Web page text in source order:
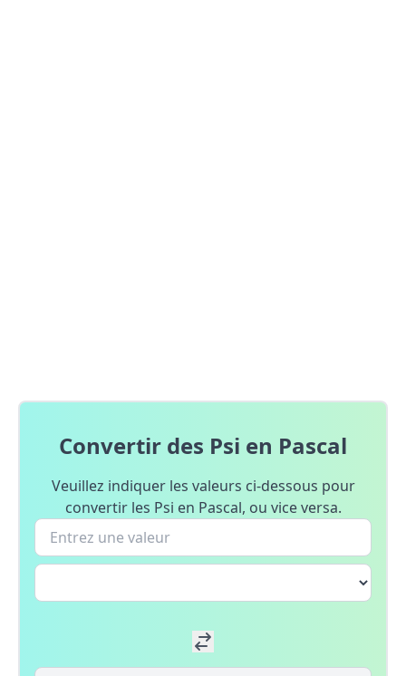
Convertir des Psi en Pascal
Veuillez indiquer les valeurs ci-dessous pour
convertir les Psi en Pascal, ou vice versa.